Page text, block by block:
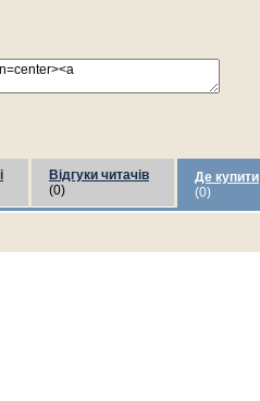
Відгуки читачів
(0)
Де купити
(0)